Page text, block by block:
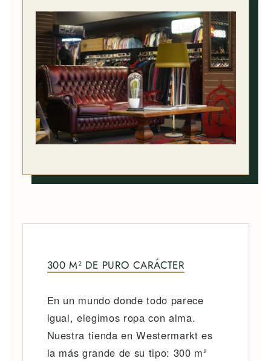
300 M² DE PURO CARÁCTER
En un mundo donde todo parece
igual, elegimos ropa con alma.
Nuestra tienda en Westermarkt es
la más grande de su tipo: 300 m²